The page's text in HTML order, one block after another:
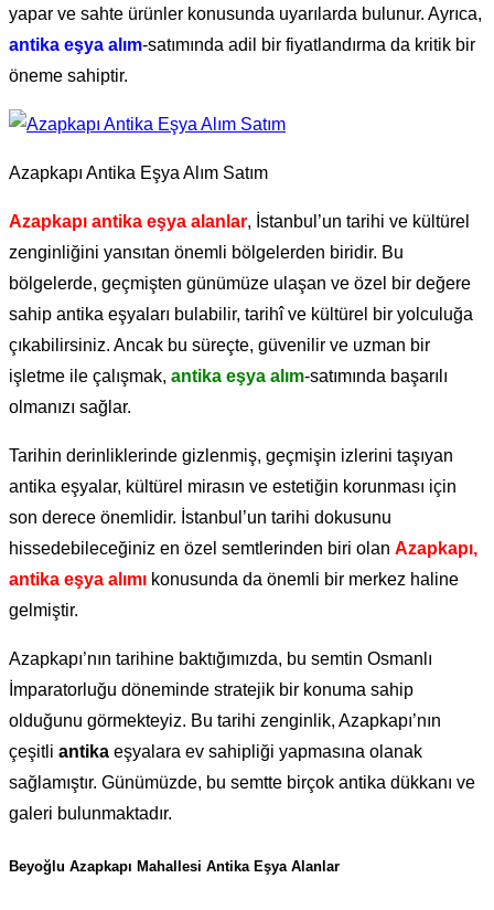
yapar ve sahte ürünler konusunda uyarılarda bulunur. Ayrıca,
antika eşya alım-satımında adil bir fiyatlandırma da kritik bir
öneme sahiptir.
Azapkapı Antika Eşya Alım Satım
Azapkapı antika eşya alanlar, İstanbul’un tarihi ve kültürel
zenginliğini yansıtan önemli bölgelerden biridir. Bu
bölgelerde, geçmişten günümüze ulaşan ve özel bir değere
sahip antika eşyaları bulabilir, tarihî ve kültürel bir yolculuğa
çıkabilirsiniz. Ancak bu süreçte, güvenilir ve uzman bir
işletme ile çalışmak, antika eşya alım-satımında başarılı
olmanızı sağlar.
Tarihin derinliklerinde gizlenmiş, geçmişin izlerini taşıyan
antika eşyalar, kültürel mirasın ve estetiğin korunması için
son derece önemlidir. İstanbul’un tarihi dokusunu
hissedebileceğiniz en özel semtlerinden biri olan Azapkapı,
antika eşya alımı konusunda da önemli bir merkez haline
gelmiştir.
Azapkapı’nın tarihine baktığımızda, bu semtin Osmanlı
İmparatorluğu döneminde stratejik bir konuma sahip
olduğunu görmekteyiz. Bu tarihi zenginlik, Azapkapı’nın
çeşitli antika eşyalara ev sahipliği yapmasına olanak
sağlamıştır. Günümüzde, bu semtte birçok antika dükkanı ve
galeri bulunmaktadır.
Beyoğlu Azapkapı Mahallesi Antika Eşya Alanlar